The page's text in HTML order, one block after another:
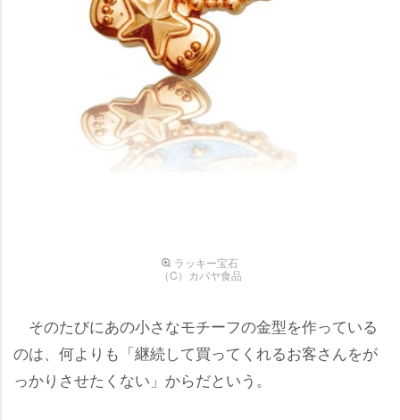
ラッキー宝石
（C）カバヤ食品
そのたびにあの小さなモチーフの金型を作っている
のは、何よりも「継続して買ってくれるお客さんをが
っかりさせたくない」からだという。